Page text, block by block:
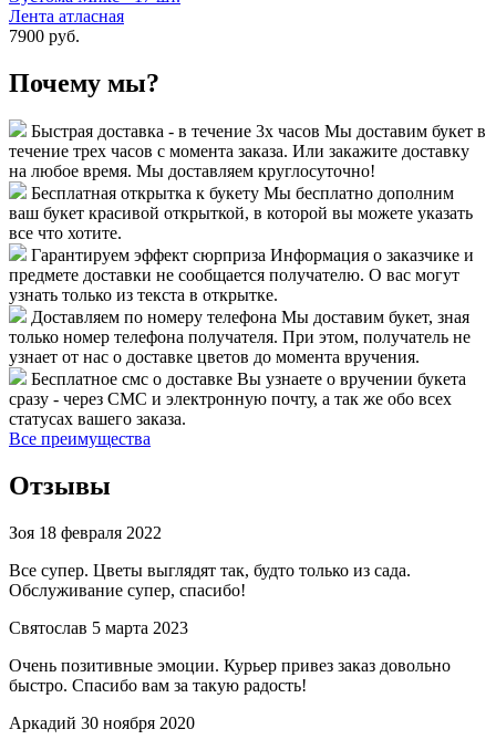
Лента атласная
7900 руб.
Почему мы?
Быстрая доставка - в течение 3х часов Мы доставим букет в
течение трех часов с момента заказа. Или закажите доставку
на любое время. Мы доставляем круглосуточно!
Бесплатная открытка к букету Мы бесплатно дополним
ваш букет красивой открыткой, в которой вы можете указать
все что хотите.
Гарантируем эффект сюрприза Информация о заказчике и
предмете доставки не сообщается получателю. О вас могут
узнать только из текста в открытке.
Доставляем по номеру телефона Мы доставим букет, зная
только номер телефона получателя. При этом, получатель не
узнает от нас о доставке цветов до момента вручения.
Бесплатное смс о доставке Вы узнаете о вручении букета
сразу - через СМС и электронную почту, а так же обо всех
статусах вашего заказа.
Все преимущества
Отзывы
Зоя 18 февраля 2022
Все супер. Цветы выглядят так, будто только из сада.
Обслуживание супер, спасибо!
Святослав 5 марта 2023
Очень позитивные эмоции. Курьер привез заказ довольно
быстро. Спасибо вам за такую радость!
Аркадий 30 ноября 2020